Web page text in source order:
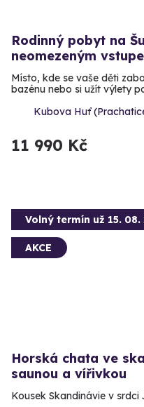
Rodinný pobyt na
neomezeným
Místo, kde se vaše děti
bazénu nebo si užít výlety
Kubova Huť
11 990 Kč
Volný termín už 15. 08.
AKCE
Horská chata ve
saunou a vířivkou
Kousek Skandinávie v srdci